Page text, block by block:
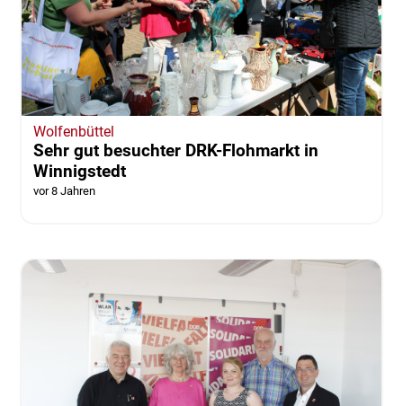
Wolfenbüttel
Sehr gut besuchter DRK-Flohmarkt in
Winnigstedt
vor 8 Jahren